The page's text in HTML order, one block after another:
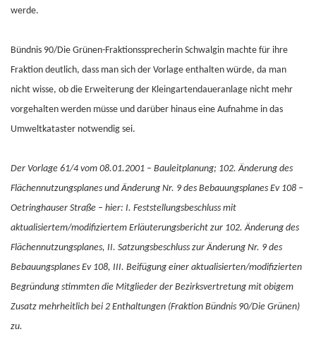
werde.
Bündnis 90/Die Grünen-Fraktionssprecherin Schwalgin machte für ihre
Fraktion deutlich, dass man sich der Vorlage enthalten würde, da man
nicht wisse, ob die Erweiterung der Kleingartendaueranlage nicht mehr
vorgehalten werden müsse und darüber hinaus eine Aufnahme in das
Umweltkataster notwendig sei.
Der Vorlage 61/4 vom 08.01.2001 – Bauleitplanung; 102. Änderung des
Flächennutzungsplanes und Änderung Nr. 9 des Bebauungsplanes Ev 108 –
Oetringhauser Straße – hier: I. Feststellungsbeschluss mit
aktualisiertem/modifiziertem Erläuterungsbericht zur 102. Änderung des
Flächennutzungsplanes, II. Satzungsbeschluss zur Änderung Nr. 9 des
Bebauungsplanes Ev 108, III. Beifügung einer aktualisierten/modifizierten
Begründung stimmten die Mitglieder der Bezirksvertretung mit obigem
Zusatz mehrheitlich bei 2 Enthaltungen (Fraktion Bündnis 90/Die Grünen)
zu.